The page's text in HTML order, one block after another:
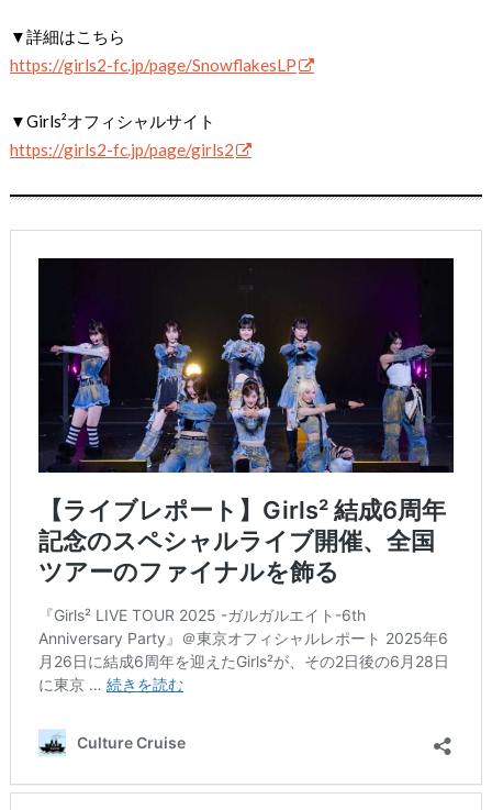
▼詳細はこちら
https://girls2-fc.jp/page/SnowflakesLP
▼Girls²オフィシャルサイト
https://girls2-fc.jp/page/girls2